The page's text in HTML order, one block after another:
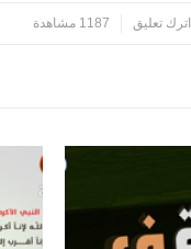
اترك تعليق 1187 مشاهدة